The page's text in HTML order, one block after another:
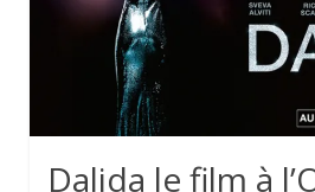
Dalida le film à